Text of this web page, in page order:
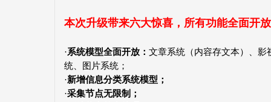
本次升级带来六大惊喜，所有功能全面开
·系统模型全面开放： 文章系统（内容存文本）、影
统、图片系统；
·新增信息分类系统模型；
·采集节点无限制；